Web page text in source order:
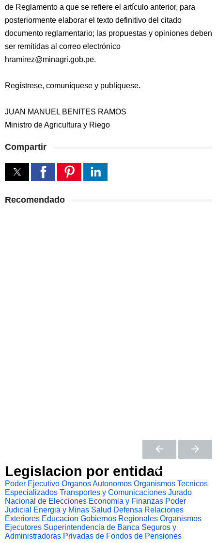
de Reglamento a que se refiere el artículo anterior, para
posteriormente elaborar el texto definitivo del citado
documento reglamentario; las propuestas y opiniones deben
ser remitidas al correo electrónico
hramirez@minagri.gob.pe.
Regístrese, comuníquese y publíquese.
JUAN MANUEL BENITES RAMOS
Ministro de Agricultura y Riego
Compartir
Recomendado
Legislacion por entidad
Poder Ejecutivo Organos Autonomos Organismos Tecnicos
Especializados Transportes y Comunicaciones Jurado
Nacional de Elecciones Economia y Finanzas Poder
Judicial
Energia y Minas Salud Defensa Relaciones
Exteriores Educacion Gobiernos Regionales Organismos
Ejecutores Superintendencia de Banca Seguros y
Administradoras Privadas de Fondos de Pensiones